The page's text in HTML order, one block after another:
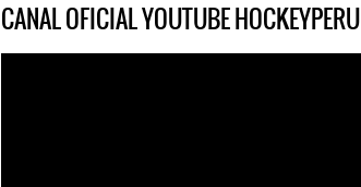
CANAL OFICIAL YOUTUBE HOCKEYPERU